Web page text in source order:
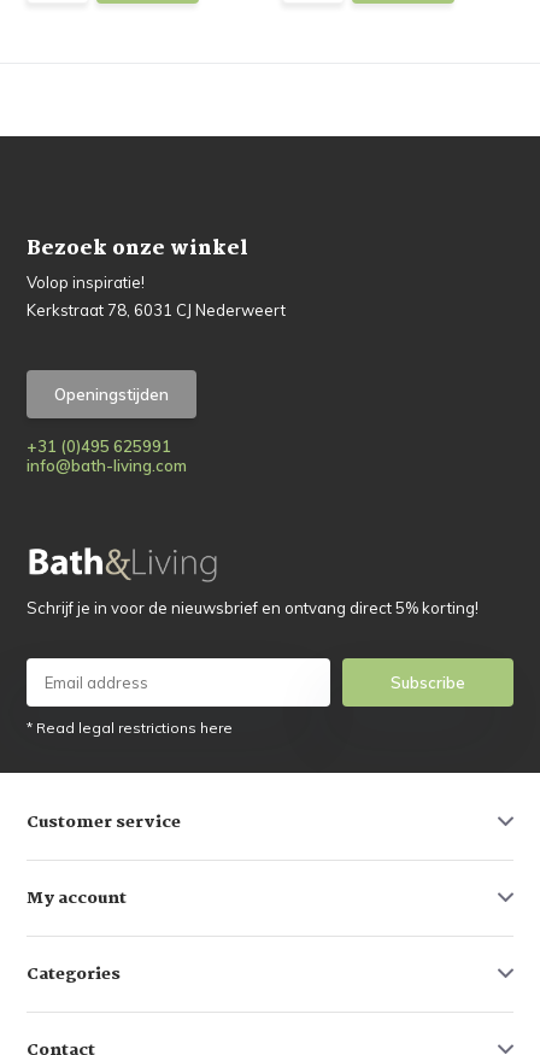
Bezoek onze winkel
Volop inspiratie!
Kerkstraat 78, 6031 CJ Nederweert
Openingstijden
+31 (0)495 625991
info@bath-living.com
Schrijf je in voor de nieuwsbrief en ontvang direct 5% korting!
Subscribe
* Read legal restrictions here
Customer service
My account
Categories